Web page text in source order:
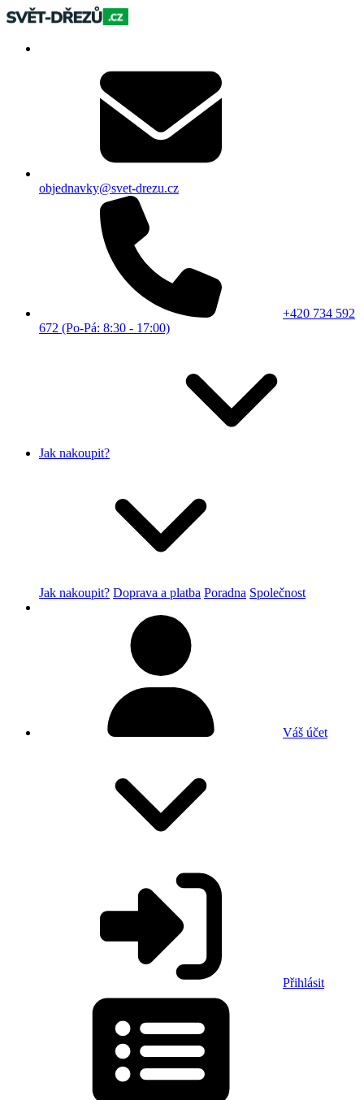
objednavky@svet-drezu.cz
+420 734 592
672 (Po-Pá: 8:30 - 17:00)
Jak nakoupit?
Jak nakoupit? Doprava a platba Poradna Společnost
Váš účet
Přihlásit